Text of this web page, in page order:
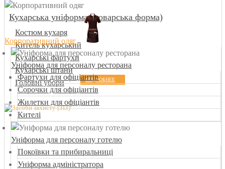
Корпоративний одяг
Уніформа для персоналу ресторана
Фартухи для офіціантів
Сорочки для офіціантів
Жилетки для офіціантів
Кителі
Уніформа для персоналу готелю
Покоївки та прибиральниці
Уніформа адміністратора
Кухарська уніформа (поварська форма)
Костюм кухаря
Китель кухарський
Кухарські фартухи
Кухарські штани
Головні убори
ПОДРОБНЕЕ